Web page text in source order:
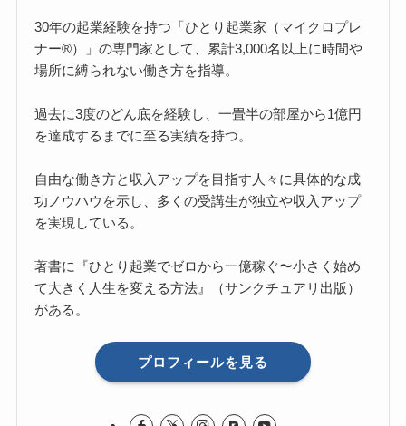
30年の起業経験を持つ「ひとり起業家（マイクロプレ
ナー®）」の専門家として、累計3,000名以上に時間や
場所に縛られない働き方を指導。
過去に3度のどん底を経験し、一畳半の部屋から1億円
を達成するまでに至る実績を持つ。
自由な働き方と収入アップを目指す人々に具体的な成
功ノウハウを示し、多くの受講生が独立や収入アップ
を実現している。
著書に『ひとり起業でゼロから一億稼ぐ〜小さく始め
て大きく人生を変える方法』（サンクチュアリ出版）
がある。
プロフィールを見る